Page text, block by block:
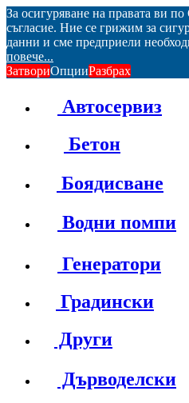
За осигуряване на правата ви
съгласие. Ние се грижим за
данни и сме предприели
повече...
ЗатвориОпцииРазбрах
Автосервиз
Бетон
Боядисване
Водни помпи
Генератори
Градински
Други
Дърводелски